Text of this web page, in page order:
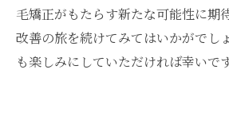
毛矯正がもたらす新たな可能性に期
改善の旅を続けてみてはいかがでし
も楽しみにしていただければ幸いです